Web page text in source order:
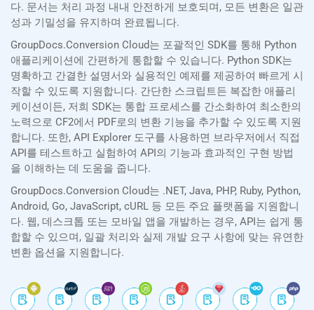
다. 문서는 처리 과정 내내 안전하게 보호되며, 모든 변환은 일관
성과 기밀성을 유지하며 완료됩니다.
GroupDocs.Conversion Cloud는 포괄적인 SDK를 통해 Python
애플리케이션에 간편하게 통합할 수 있습니다. Python SDK는
명확하고 간결한 설명서와 실용적인 예제를 제공하여 빠르게 시
작할 수 있도록 지원합니다. 간단한 스크립트든 복잡한 애플리
케이션이든, 저희 SDK는 통합 프로세스를 간소화하여 최소한의
노력으로 CF2에서 PDF로의 변환 기능을 추가할 수 있도록 지원
합니다. 또한, API Explorer 도구를 사용하면 브라우저에서 직접
API를 테스트하고 실험하여 API의 기능과 효과적인 구현 방법
을 이해하는 데 도움을 줍니다.
GroupDocs.Conversion Cloud는 .NET, Java, PHP, Ruby, Python,
Android, Go, JavaScript, cURL 등 모든 주요 플랫폼을 지원합니
다. 웹, 데스크톱 또는 모바일 앱을 개발하는 경우, API는 쉽게 통
합할 수 있으며, 일괄 처리와 실제 개발 요구 사항에 맞는 유연한
변환 옵션을 지원합니다.